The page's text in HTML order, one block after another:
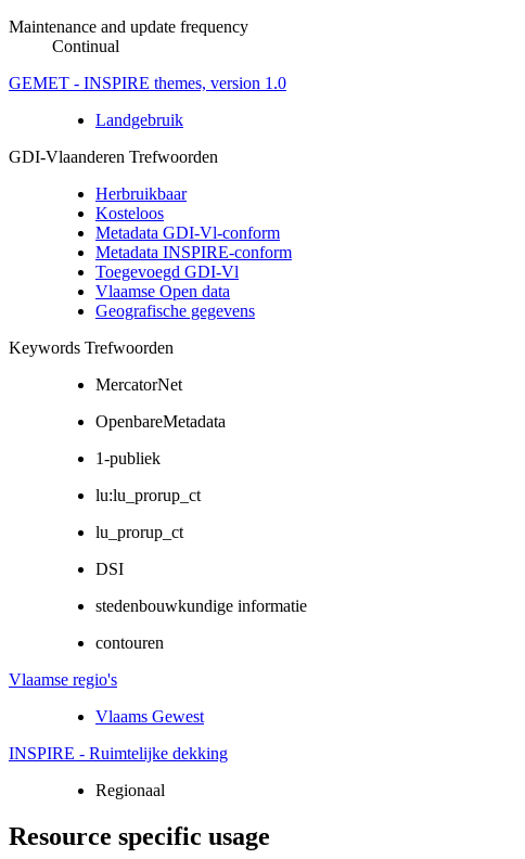
Maintenance and update frequency
Continual
GEMET - INSPIRE themes, version 1.0
Landgebruik
GDI-Vlaanderen Trefwoorden
Herbruikbaar
Kosteloos
Metadata GDI-Vl-conform
Metadata INSPIRE-conform
Toegevoegd GDI-Vl
Vlaamse Open data
Geografische gegevens
Keywords Trefwoorden
MercatorNet
OpenbareMetadata
1-publiek
lu:lu_prorup_ct
lu_prorup_ct
DSI
stedenbouwkundige informatie
contouren
Vlaamse regio's
Vlaams Gewest
INSPIRE - Ruimtelijke dekking
Regionaal
Resource specific usage